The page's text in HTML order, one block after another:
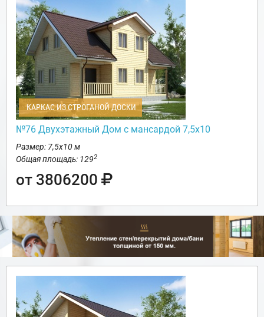
КАРКАС ИЗ СТРОГАНОЙ ДОСКИ
№76 Двухэтажный Дом с мансардой 7,5х10
Размер: 7,5х10 м
Общая площадь: 1292
от 3806200